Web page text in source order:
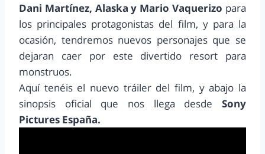
Dani Martínez, Alaska y Mario Vaquerizo para
los principales protagonistas del film, y para la
ocasión, tendremos nuevos personajes que se
dejaran caer por este divertido resort para
monstruos.
Aquí tenéis el nuevo tráiler del film, y abajo la
sinopsis oficial que nos llega desde Sony
Pictures España.